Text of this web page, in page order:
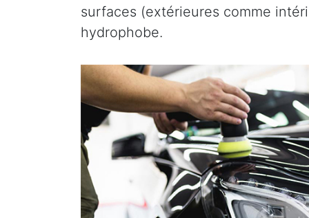
surfaces (extérieures comme
hydrophobe.